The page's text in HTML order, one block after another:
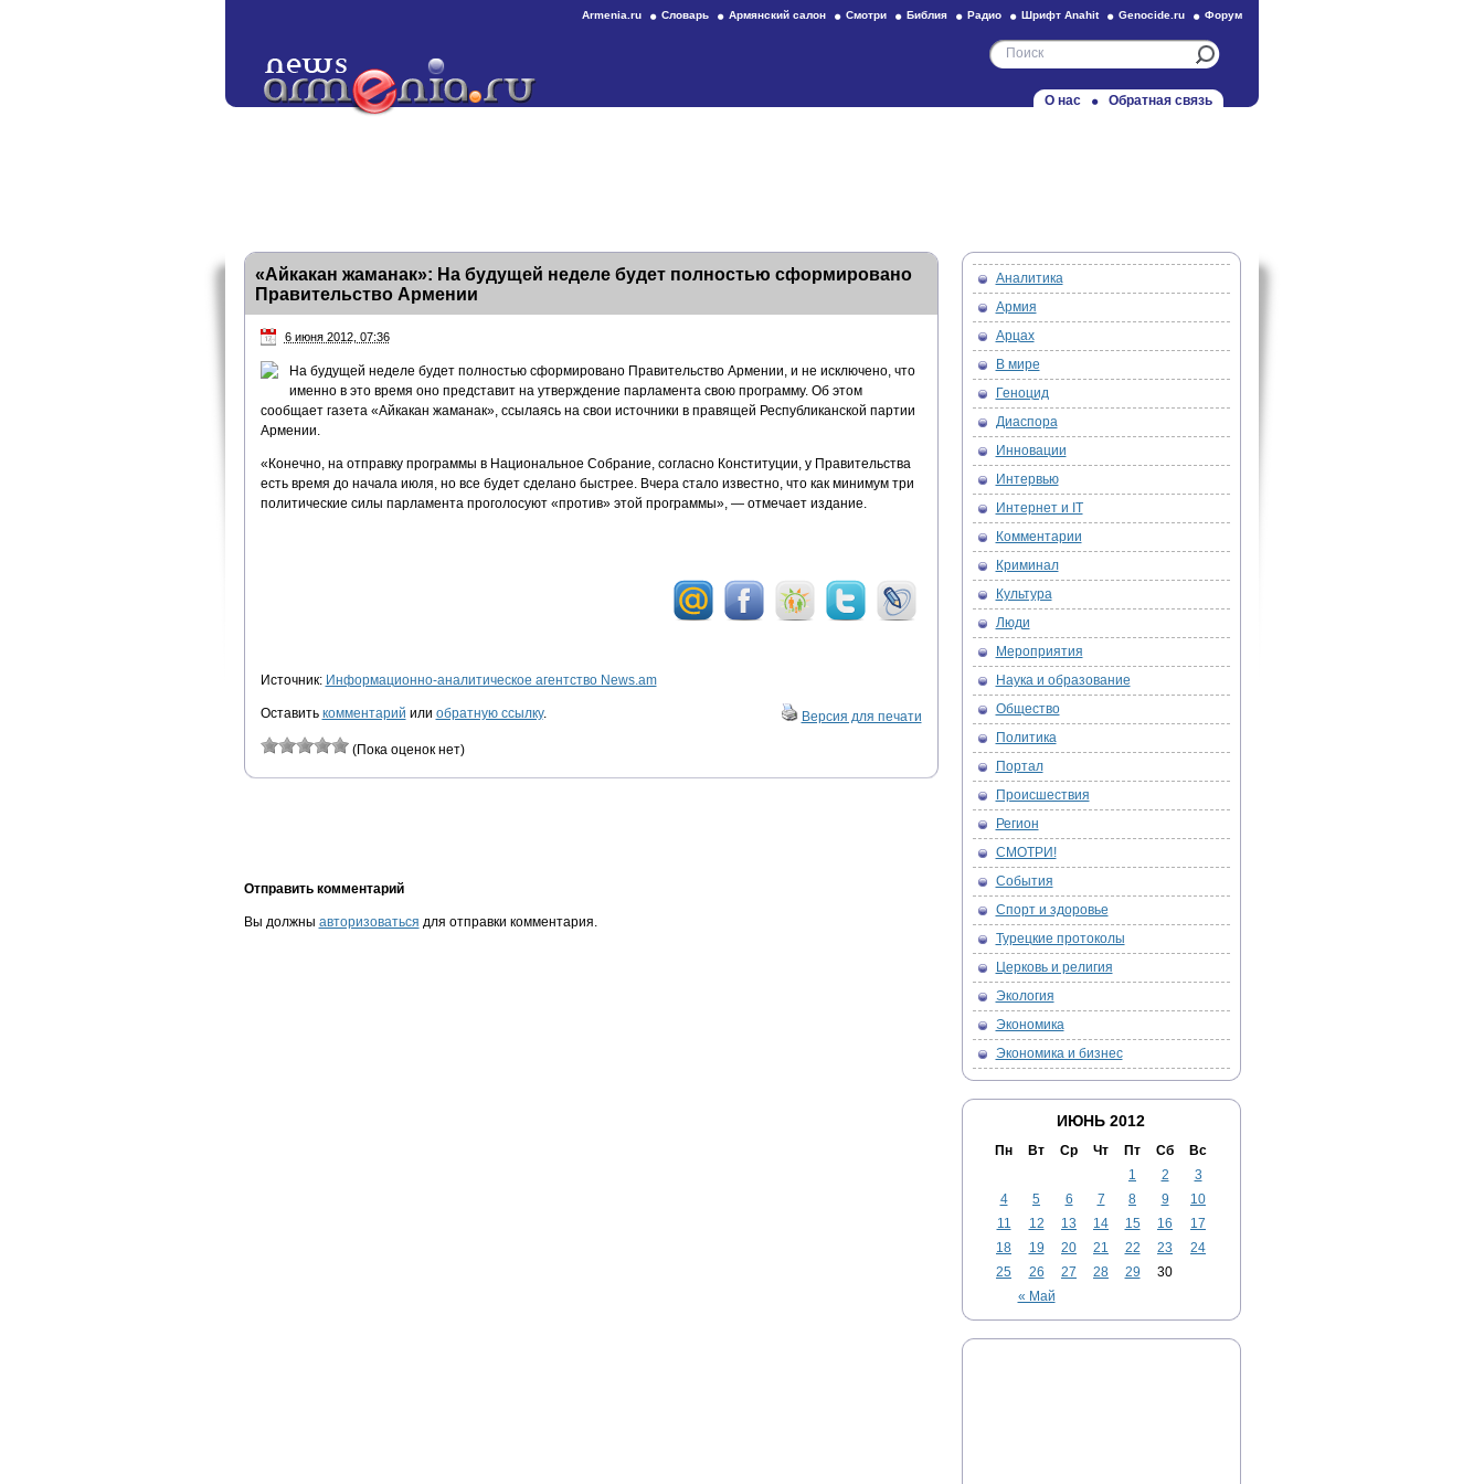
Armenia.ru Словарь Армянский салон Смотри Библия Радио Шрифт Anahit Genocide.ru Форум
О нас Обратная связь
«Айкакан жаманак»: На будущей неделе будет полностью сформировано
Правительство Армении
6 июня 2012, 07:36
На будущей неделе будет полностью сформировано Правительство Армении, и не исключено, что
именно в это время оно представит на утверждение парламента свою программу. Об этом
сообщает газета «Айкакан жаманак», ссылаясь на свои источники в правящей Республиканской партии
Армении.
«Конечно, на отправку программы в Национальное Собрание, согласно Конституции, у Правительства
есть время до начала июля, но все будет сделано быстрее. Вчера стало известно, что как минимум три
политические силы парламента проголосуют «против» этой программы», — отмечает издание.
Источник: Информационно-аналитическое агентство News.am
Оставить комментарий или обратную ссылку. Версия для печати
(Пока оценок нет)
Отправить комментарий
Вы должны авторизоваться для отправки комментария.
Аналитика
Армия
Арцах
В мире
Геноцид
Диаспора
Инновации
Интервью
Интернет и IT
Комментарии
Криминал
Культура
Люди
Мероприятия
Наука и образование
Общество
Политика
Портал
Происшествия
Регион
СМОТРИ!
События
Спорт и здоровье
Турецкие протоколы
Церковь и религия
Экология
Экономика
Экономика и бизнес
ИЮНЬ 2012
Пн Вт Ср Чт Пт Сб Вс
« Май
1 2
3
4
5 6 7 8 9
10
11
12 13 14 15 16
17
18
19 20 21 22 23
24
25
26 27 28 29 30